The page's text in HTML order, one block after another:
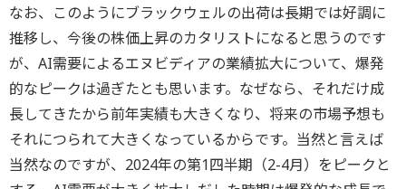
なお、このようにブラックウェルの出荷は長期では好調に
推移し、今後の株価上昇のカタリストになると思うのです
が、AI需要によるエヌビディアの業績拡大について、爆発
的なピークは過ぎたとも思います。なぜなら、それだけ成
長してきたから前年実績も大きくなり、将来の市場予想も
それにつられて大きくなっているからです。当然と言えば
当然なのですが、2024年の第1四半期（2-4月）をピークと